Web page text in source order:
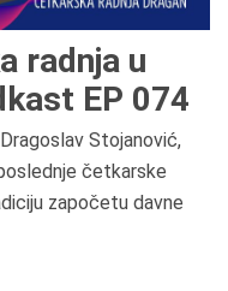
radnja u
EP 074
Stojanović,
četkarske
započetu davne